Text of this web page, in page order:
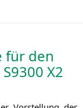
für den
S9300 X2